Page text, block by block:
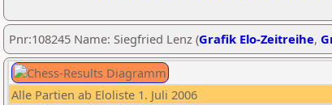
Pnr:108245 Name: Siegfried Lenz (Grafik Elo-Zeitreihe,
Alle Partien ab Eloliste 1. Juli 2006